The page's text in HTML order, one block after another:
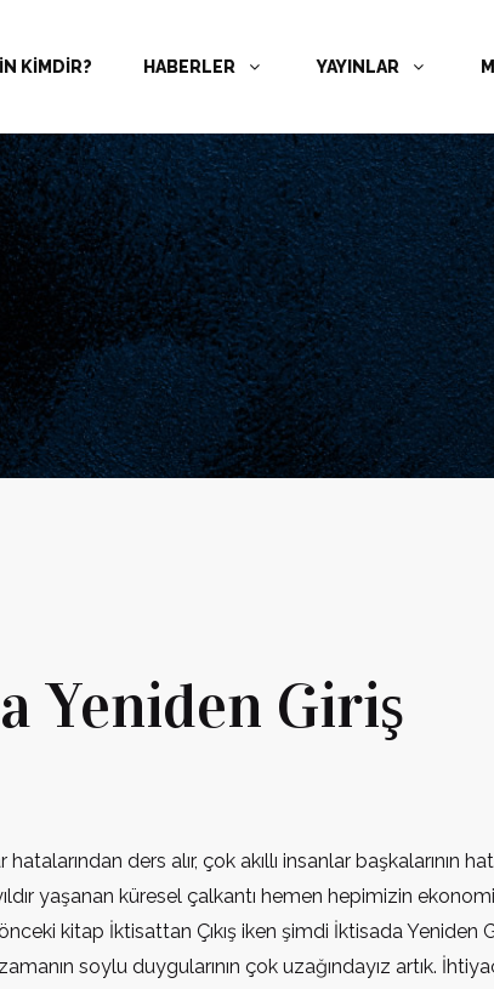
KİMDİR? HABERLER YAYINLAR
Yeniden Giriş
hatalarından ders alır, çok akıllı insanlar başkalarının
yaşanan küresel çalkantı hemen hepimizin
kitap İktisattan Çıkış iken şimdi İktisada Yeniden
soylu duygularının çok uzağındayız artık.